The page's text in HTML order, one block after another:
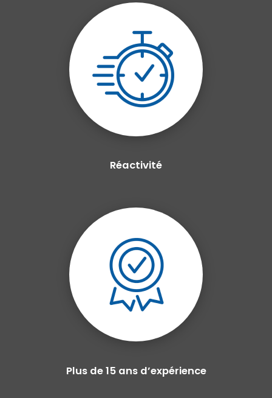
Réactivité
Plus de 15 ans d’expérience